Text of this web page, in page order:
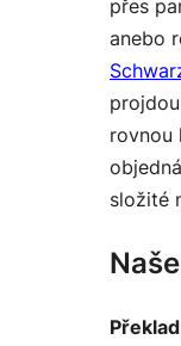
přes
anebo
rovnou
složité